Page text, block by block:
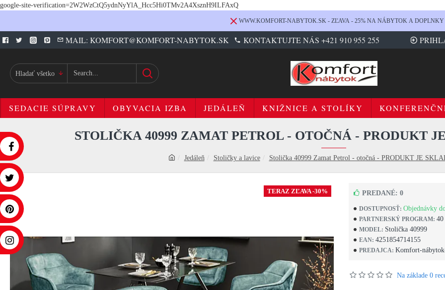
google-site-verification=2W2WzCtQ5ydnNyYlA_Hcc5Hi0TMv2A4XsznH9ILFAxQ
WWW.KOMFORT-NABYTOK.SK - ZĽAVA - 25% NA NÁBYTOK A DOPLNKY
MAIL: KOMFORT@KOMFORT-NABYTOK.SK KONTAKTUJTE NÁS +421 910 955 255
Hladať všetko
SEDACIE SÚPRAVY OBYVACIA IZBA JEDÁLEŇ KNIŽNICE A STOLÍKY
Jedáleň Stoličky a lavice Stolička 40999 Zamat Petrol - otočná - PRODUKT JE
STOLIČKA 40999 ZAMAT PETROL - OTOČNÁ - PRODUKT
TERAZ ZĽAVA -30%
DOSTUPNOSŤ: Objednávky
PARTNERSKÝ PROGRAM: 40
MODEL: Stolička 40999
EAN: 4251854714155
PREDAJCA: Komfort-
PREDANÉ: 0
Na základe 0